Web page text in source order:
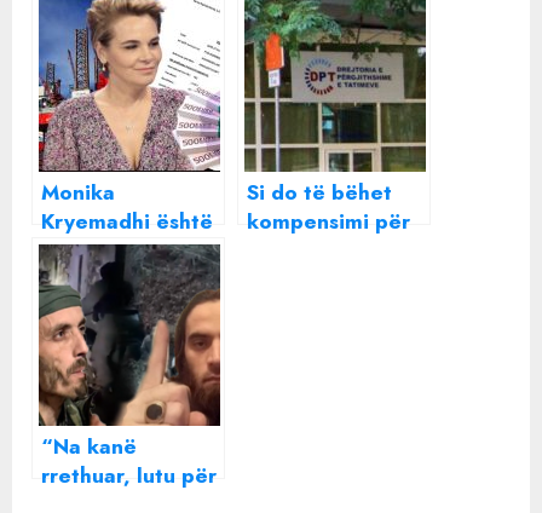
Monika
Kryemadhi është
financuar nga
para ruse?
Mediat
publikojnë
transfertat
bankare
Si do të bëhet
kompensimi për
“Na kanë
rrethuar, lutu për